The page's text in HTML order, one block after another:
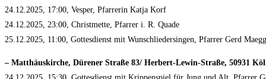
24.12.2025, 17:00, Vesper, Pfarrerin Katja Korf
24.12.2025, 23:00, Christmette, Pfarrer i. R. Quade
25.12.2025, 11:00, Gottesdienst mit Wunschliedersingen, Pfarrer Gerd
– Matthäuskirche, Dürener Straße 83/ Herbert-Lewin-Straße, 50931